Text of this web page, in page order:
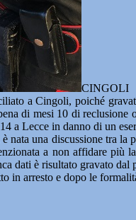
CINGOLI
a Cingoli, poiché
di mesi 10 di
a Lecce in danno di un
nata una discussione tra la
a non affidare più
dati è risultato gravato dal
in arresto e dopo le